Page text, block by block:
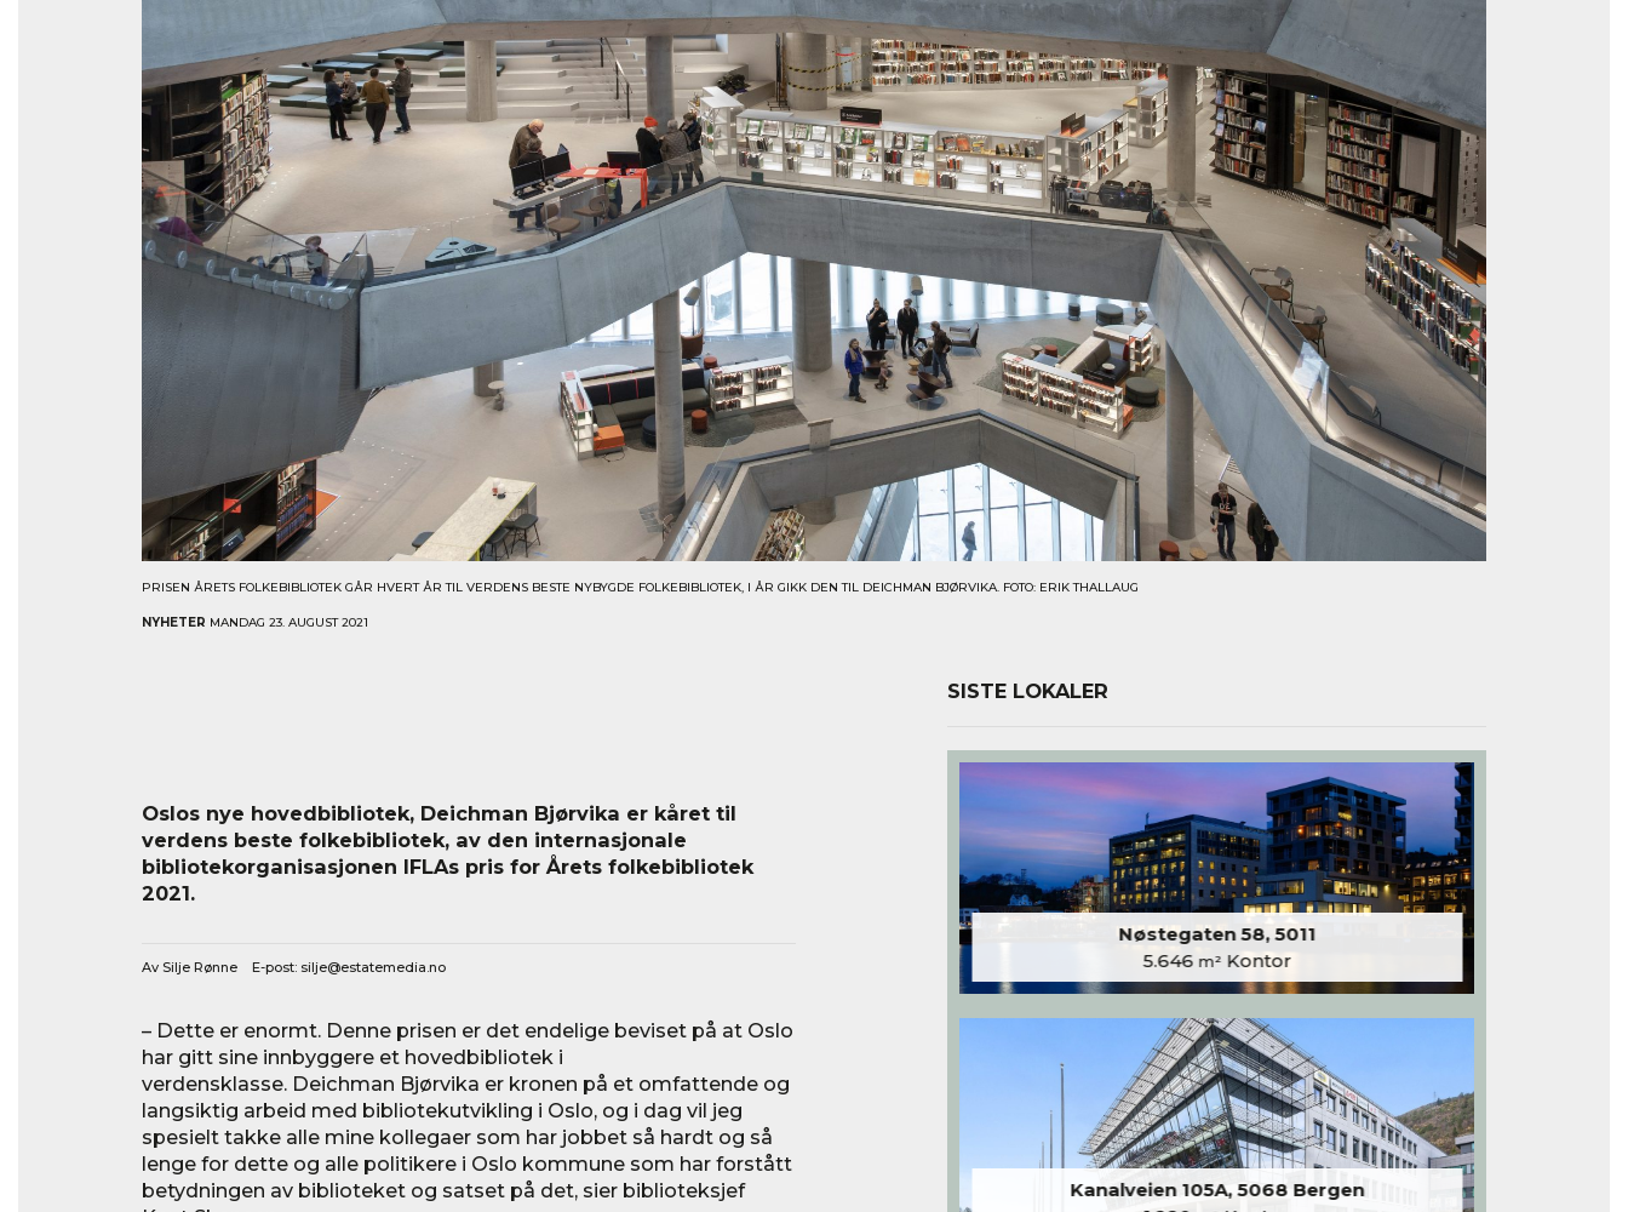
PRISEN ÅRETS FOLKEBIBLIOTEK GÅR HVERT ÅR TIL VERDENS BESTE NYBYGDE FOLKEBIBLIOTEK, I ÅR GIKK DEN TIL DEICHMAN BJØRVIKA. FOTO: ERIK THALLAUG
NYHETER MANDAG 23. AUGUST 2021
Oslos nye hovedbibliotek, Deichman Bjørvika er kåret til
verdens beste folkebibliotek, av den internasjonale
bibliotekorganisasjonen IFLAs pris for Årets folkebibliotek
2021.
Av Silje Rønne E-post: silje@estatemedia.no
– Dette er enormt. Denne prisen er det endelige beviset på at Oslo
har gitt sine innbyggere et hovedbibliotek i
verdensklasse. Deichman Bjørvika er kronen på et omfattende og
langsiktig arbeid med bibliotekutvikling i Oslo, og i dag vil jeg
spesielt takke alle mine kollegaer som har jobbet så hardt og så
lenge for dette og alle politikere i Oslo kommune som har forstått
betydningen av biblioteket og satset på det, sier biblioteksjef
SISTE LOKALER
Nøstegaten 58, 5011
5.646 m² Kontor
Kanalveien 105A, 5068 Bergen